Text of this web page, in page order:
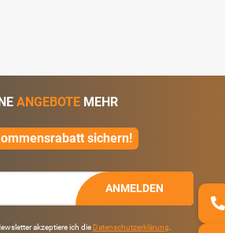
ANGEBOTE MEHR
sichern!
ANMELDEN
akzeptiere ich die Datenschutzerklärung